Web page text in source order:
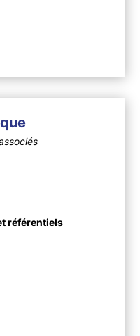
référentiels